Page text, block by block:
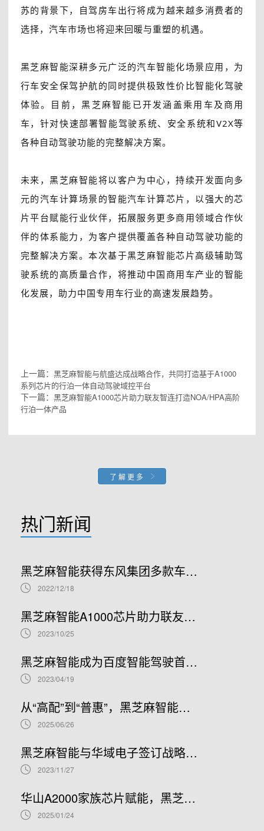
苏的背景下，自驾房车出行将成为越来越多消费者的
选择，汽车市场也将迎来回暖与重塑的机遇。
黑芝麻智能深耕多元广泛的汽车智能化场景应用，为
行车安全保驾护航的同时提供极致性价比智能化驾驶
体验。目前，黑芝麻智能已开发涵盖乘用车及商用
车，针对快速部署智能驾驶系统、安全系统和V2X等
各种自动驾驶功能的完整解决方案。
未来，黑芝麻智能将以客户为中心，持续开发面向多
元的汽车计算场景的智能汽车计算芯片，以强大的芯
片平台赋能行业伙伴，拓展服务更多商用领域合作伙
伴的体系能力，为客户提供覆盖各种自动驾驶功能的
完整解决方案。本次基于黑芝麻智能芯片高级辅助驾
驶系统的高质量合作，将推动中国商用车产业的智能
化发展，助力中国专用车行业的高速发展趋势。
上一篇： 黑芝麻智能与航盛达成战略合作，共同打造基于A1000
系列芯片的行泊一体自动驾驶域控平台
下一篇： 黑芝麻智能A1000芯片助力联友智连打造NOA/HPA高阶
行泊一体产品
了解更多
热门新闻
黑芝麻智能获得东风集团多款车型项目定点及战略投资，打造高阶行泊一体量产车型
2022/12/18
黑芝麻智能A1000芯片助力联友智连打造NOA/HPA高阶行泊一体产品
2023/10/25
黑芝麻智能成为百度智能驾驶首选本土化SoC芯片合作伙伴
2023/04/19
从“高配”到“普惠”，黑芝麻智能携手Nullmax打造辅助驾驶主流量产方案
2025/06/26
黑芝麻智能与华域电子签订战略合作协议，协力赋能智能汽车产业链
2023/11/27
华山A2000家族芯片赋能，黑芝麻智能与美光科技合作拓展ADAS方案性能边界
2025/01/24